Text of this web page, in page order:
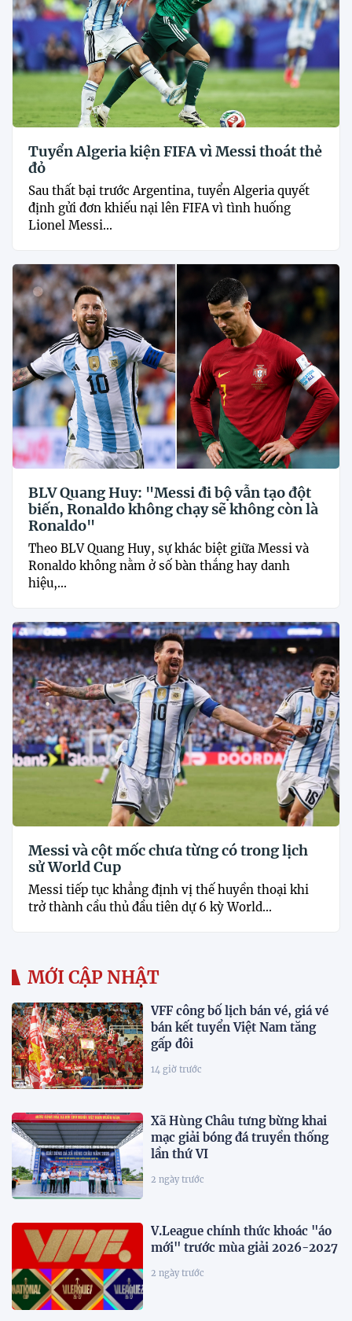
Tuyển Algeria kiện FIFA vì Messi thoát thẻ
đỏ
Sau thất bại trước Argentina, tuyển Algeria quyết
định gửi đơn khiếu nại lên FIFA vì tình huống
Lionel Messi...
BLV Quang Huy: "Messi đi bộ vẫn tạo đột
biến, Ronaldo không chạy sẽ không còn là
Ronaldo"
Theo BLV Quang Huy, sự khác biệt giữa Messi và
Ronaldo không nằm ở số bàn thắng hay danh
hiệu,...
Messi và cột mốc chưa từng có trong lịch
sử World Cup
Messi tiếp tục khẳng định vị thế huyền thoại khi
trở thành cầu thủ đầu tiên dự 6 kỳ World...
MỚI CẬP NHẬT
VFF công bố lịch bán vé, giá vé
bán kết tuyển Việt Nam tăng
gấp đôi
14 giờ trước
Xã Hùng Châu tưng bừng khai
mạc giải bóng đá truyền thống
lần thứ VI
2 ngày trước
V.League chính thức khoác "áo
mới" trước mùa giải 2026-2027
2 ngày trước